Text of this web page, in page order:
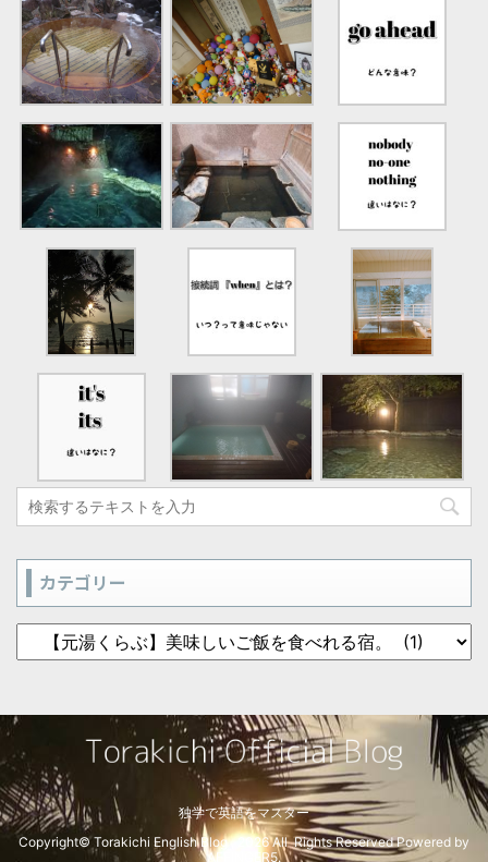
カテゴリー
独学で英語をマスター
Copyright© Torakichi English Blog , 2026 All Rights Reserved Powered by
AFFINGER5.